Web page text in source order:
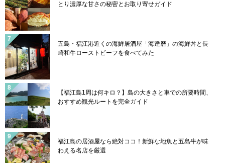
とり濃厚な甘さの秘密とお取り寄せガイド
五島・福江港近くの海鮮居酒屋「海達磨」の海鮮丼と長
崎和牛ローストビーフを食べてみた
【福江島1周は何キロ？】島の大きさと車での所要時間、
おすすめ観光ルートを完全ガイド
福江島の居酒屋なら絶対ココ！新鮮な地魚と五島牛が味
わえる名店を厳選